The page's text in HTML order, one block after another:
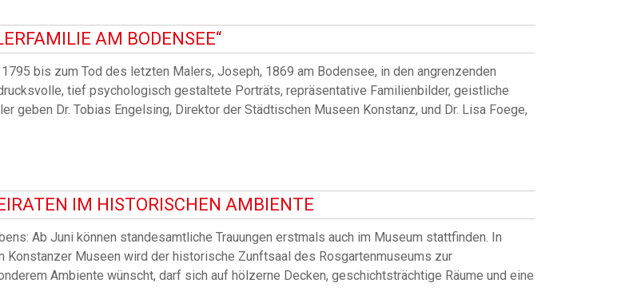
AM BODENSEE“
bis zum Tod des letzten Malers, Joseph, 1869 am Bodensee, in den angrenzenden
tief psychologisch gestaltete Porträts, repräsentative Familienbilder, geistliche
geben Dr. Tobias Engelsing, Direktor der Städtischen Museen Konstanz, und Dr. Lisa Foege,
IM HISTORISCHEN AMBIENTE
Ab Juni können standesamtliche Trauungen erstmals auch im Museum stattfinden. In
Museen wird der historische Zunftsaal des Rosgartenmuseums zur
Ambiente wünscht, darf sich auf hölzerne Decken, geschichtsträchtige Räume und eine